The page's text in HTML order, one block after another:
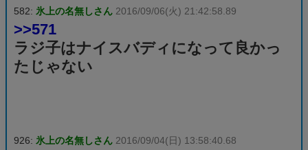
582: 氷上の名無しさん 2016/09/06(火) 21:42:58.89
>>571
ラジ子はナイスバディになって良かっ
たじゃない
926: 氷上の名無しさん 2016/09/04(日) 13:58:40.68